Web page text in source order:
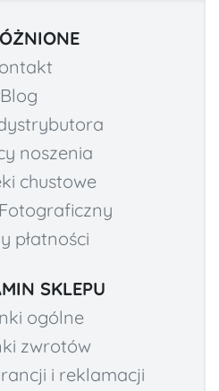
Blog
noszenia
chustowe
płatności
SKLEPU
ogólne
zwrotów
i reklamacji